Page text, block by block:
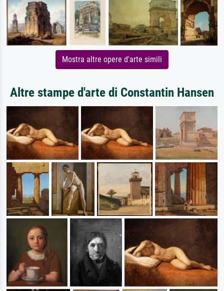
Mostra altre opere d'arte simili
Altre stampe d'arte di Constantin Hansen